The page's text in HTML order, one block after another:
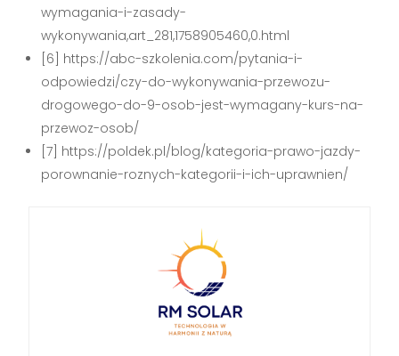
wymagania-i-zasady-
wykonywania,art_281,1758905460,0.html
[6] https://abc-szkolenia.com/pytania-i-
odpowiedzi/czy-do-wykonywania-przewozu-
drogowego-do-9-osob-jest-wymagany-kurs-na-
przewoz-osob/
[7] https://poldek.pl/blog/kategoria-prawo-jazdy-
porownanie-roznych-kategorii-i-ich-uprawnien/